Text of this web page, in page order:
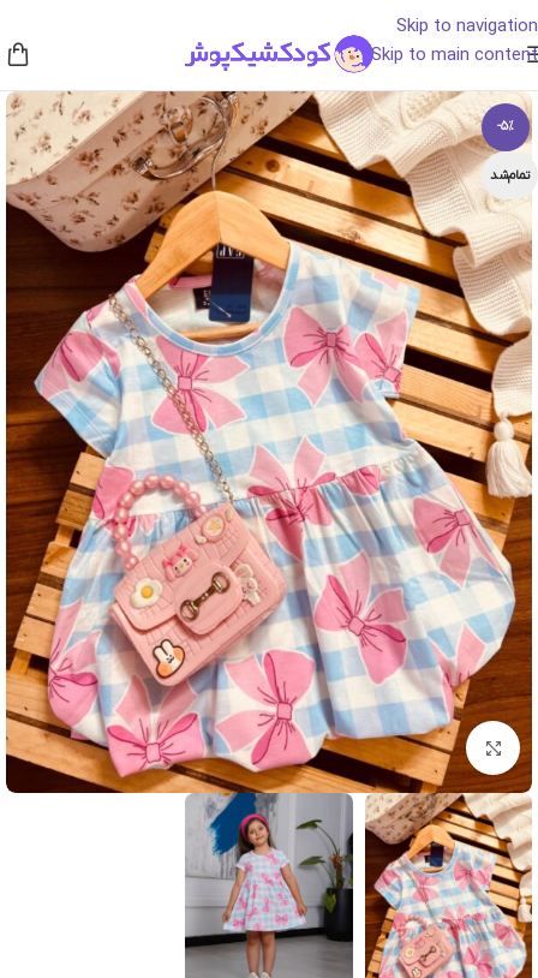
Skip to navigation
Skip to main content
-5%
تمام‌شد
بزرگنمایی تصویر